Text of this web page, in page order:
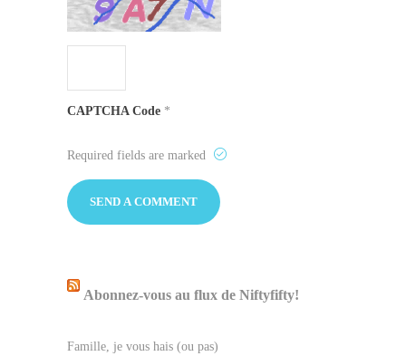
CAPTCHA Code *
Required fields are marked
Abonnez-vous au flux de Niftyfifty!
Famille, je vous hais (ou pas)